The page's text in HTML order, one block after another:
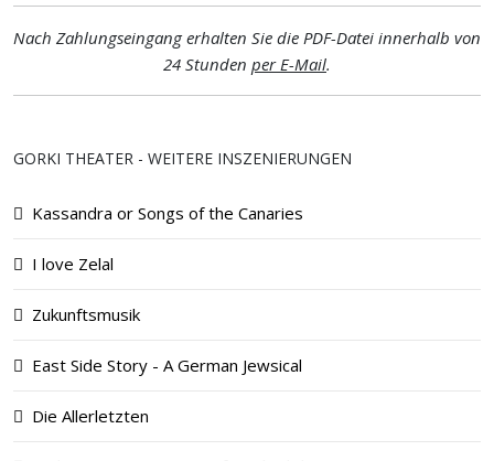
Nach Zahlungseingang erhalten Sie die PDF-Datei innerhalb von
24 Stunden per E-Mail.
GORKI THEATER - WEITERE INSZENIERUNGEN
Kassandra or Songs of the Canaries
I love Zelal
Zukunftsmusik
East Side Story - A German Jewsical
Die Allerletzten